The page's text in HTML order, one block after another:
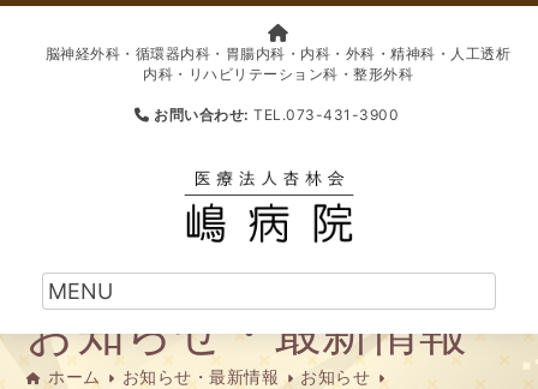
脳神経外科・循環器内科・胃腸内科・内科・外科・精神科・人工透析
内科・リハビリテーション科・整形外科
お問い合わせ: TEL.073-431-3900
お知らせ・最新情報
ホーム お知らせ・最新情報 お知らせ